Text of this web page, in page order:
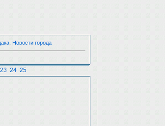
Новости города
23 24 25